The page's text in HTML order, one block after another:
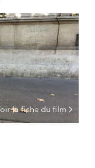
la fiche du film